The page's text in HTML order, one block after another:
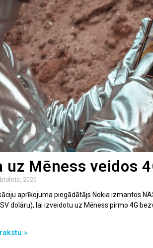
uz Mēness veidos
2020
aprīkojuma piegādātājs Nokia izmantos
dolāru), lai izveidotu uz Mēness pirmo 4G
»